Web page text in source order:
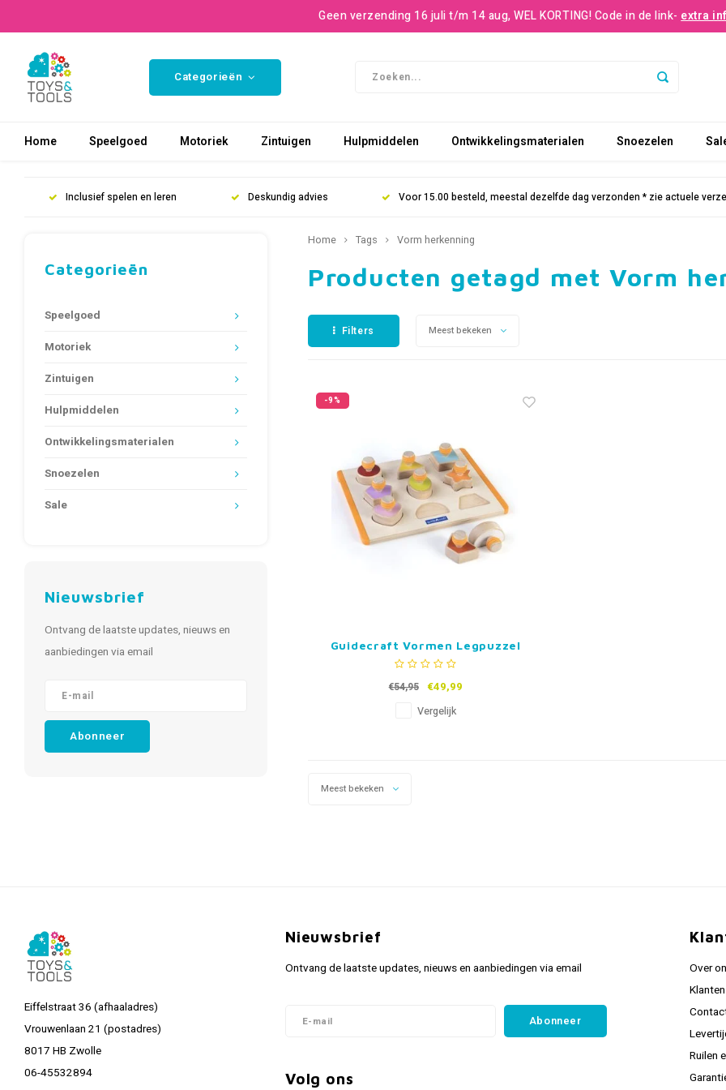
Geen verzending 16 juli t/m 14 aug, WEL KORTING! Code in de link- extra
Categorieën
Home Speelgoed Motoriek Zintuigen Hulpmiddelen Ontwikkelingsmaterialen Snoezelen
Inclusief spelen en leren Deskundig advies Voor 15.00 besteld, meestal dezelfde dag verzonden * zie actuele
Categorieën
Speelgoed
Motoriek
Zintuigen
Hulpmiddelen
Ontwikkelingsmaterialen
Snoezelen
Sale
Nieuwsbrief
Ontvang de laatste updates, nieuws en
aanbiedingen via email
Abonneer
Home Tags Vorm herkenning
Producten getagd met Vorm
Filters Meest bekeken
-9%
Guidecraft Vormen Legpuzzel
€54,95 €49,99
Vergelijk
Meest bekeken
Eiffelstraat 36 (afhaaladres)
Vrouwenlaan 21 (postadres)
8017 HB Zwolle
06-45532894
Nieuwsbrief
Ontvang de laatste updates, nieuws en aanbiedingen via email
Abonneer
Volg ons
Over
Ruilen